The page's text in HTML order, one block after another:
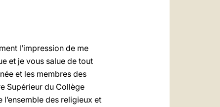
l’impression de me
et je vous salue de tout
et les membres des
Supérieur du Collège
des religieux et